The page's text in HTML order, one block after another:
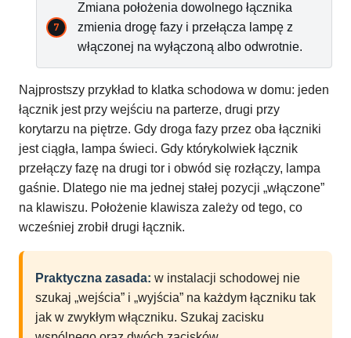
Zmiana położenia dowolnego łącznika
zmienia drogę fazy i przełącza lampę z
włączonej na wyłączoną albo odwrotnie.
Najprostszy przykład to klatka schodowa w domu: jeden
łącznik jest przy wejściu na parterze, drugi przy
korytarzu na piętrze. Gdy droga fazy przez oba łączniki
jest ciągła, lampa świeci. Gdy którykolwiek łącznik
przełączy fazę na drugi tor i obwód się rozłączy, lampa
gaśnie. Dlatego nie ma jednej stałej pozycji „włączone”
na klawiszu. Położenie klawisza zależy od tego, co
wcześniej zrobił drugi łącznik.
Praktyczna zasada: w instalacji schodowej nie
szukaj „wejścia” i „wyjścia” na każdym łączniku tak
jak w zwykłym włączniku. Szukaj zacisku